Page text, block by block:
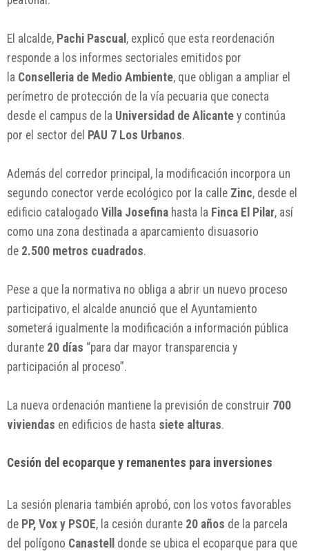
El alcalde, Pachi Pascual , explicó que esta reordenación
responde a los informes sectoriales emitidos por
la Conselleria de Medio Ambiente, que obligan a ampliar el
perímetro de protección de la vía pecuaria que conecta
desde el campus de la Universidad de Alicante y continúa
por el sector del PAU 7 Los Urbanos.
Además del corredor principal, la modificación incorpora un
segundo conector verde ecológico por la calle Zinc, desde el
edificio catalogado Villa Josefina hasta la Finca El Pilar, así
como una zona destinada a aparcamiento disuasorio
de 2.500 metros cuadrados.
Pese a que la normativa no obliga a abrir un nuevo proceso
participativo, el alcalde anunció que el Ayuntamiento
someterá igualmente la modificación a información pública
durante 20 días “para dar mayor transparencia y
participación al proceso”.
La nueva ordenación mantiene la previsión de construir 700
viviendas en edificios de hasta siete alturas.
Cesión del ecoparque y remanentes para inversiones
La sesión plenaria también aprobó, con los votos favorables
de PP, Vox y PSOE, la cesión durante 20 años de la parcela
del polígono Canastell
donde se ubica el ecoparque para que